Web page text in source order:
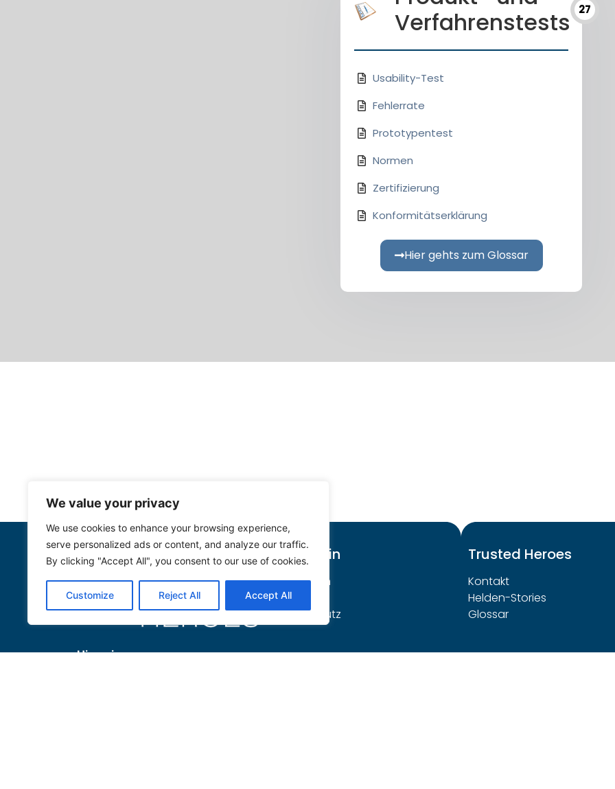
We value your privacy
We use cookies to enhance your browsing experience,
serve personalized ads or content, and analyze our traffic.
By clicking "Accept All", you consent to our use of cookies.
Customize Reject All Accept All
Verfahrenstests
27
Usability-Test
Fehlerrate
Prototypentest
Normen
Zertifizierung
Konformitätserklärung
Hier gehts zum Glossar
Hinweis:
Allgemein
Impressum
AGB
Datenschutz
Trusted Heroes
Kontakt
Helden-Stories
Glossar